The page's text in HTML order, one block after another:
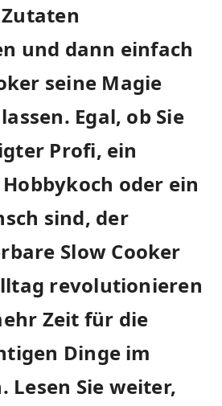
⁢und dann einfach
seine Magie
Egal, ob Sie
Profi, ein
oder‌ ein
sind, der
Slow Cooker
revolutionieren
Zeit für die
Dinge im
Lesen Sie weiter,